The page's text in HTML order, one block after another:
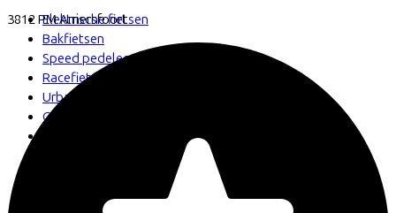
3812 PMAmersfoort
Elektrische fietsen
Bakfietsen
Speed pedelecs
Racefietsen
Urban fietsen
Gravelbikes